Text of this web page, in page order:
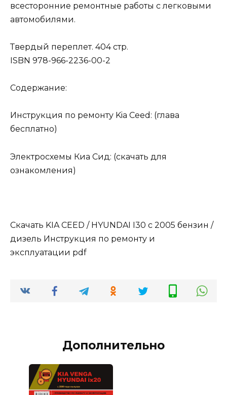
всесторонние ремонтные работы с легковыми
автомобилями.
Твердый переплет. 404 стр.
ISBN 978-966-2236-00-2
Содержание:
Инструкция по ремонту Kia Ceed: (глава
бесплатно)
Электросхемы Киа Сид: (скачать для
ознакомления)
Скачать KIA CEED / HYUNDAI I30 с 2005 бензин /
дизель Инструкция по ремонту и
эксплуатации pdf
Дополнительно